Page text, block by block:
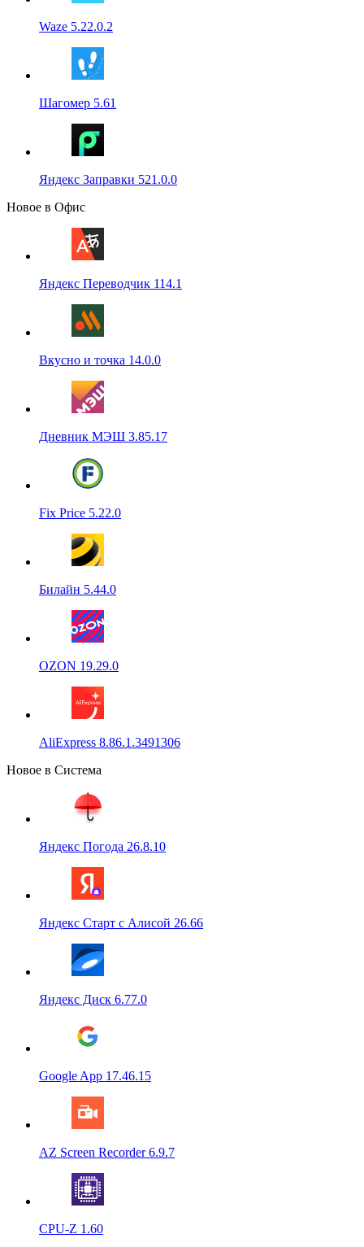
Waze 5.22.0.2
Шагомер 5.61
Яндекс Заправки 521.0.0
Новое в Офис
Яндекс Переводчик 114.1
Вкусно и точка 14.0.0
Дневник МЭШ 3.85.17
Fix Price 5.22.0
Билайн 5.44.0
OZON 19.29.0
AliExpress 8.86.1.3491306
Новое в Система
Яндекс Погода 26.8.10
Яндекс Старт с Алисой 26.66
Яндекс Диск 6.77.0
Google App 17.46.15
AZ Screen Recorder 6.9.7
CPU-Z 1.60